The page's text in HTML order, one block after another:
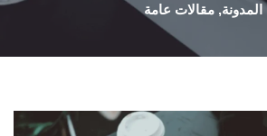
المدونة,مقالات عامة